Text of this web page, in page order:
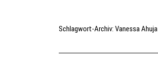
Schlagwort-Archiv: Vanessa Ahuja